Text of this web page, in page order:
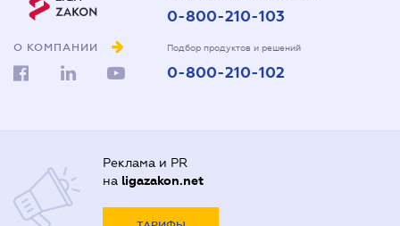
О КОМПАНИИ
0-800-210-103
Подбор продуктов и решений
0-800-210-102
Реклама и PR
на ligazakon.net